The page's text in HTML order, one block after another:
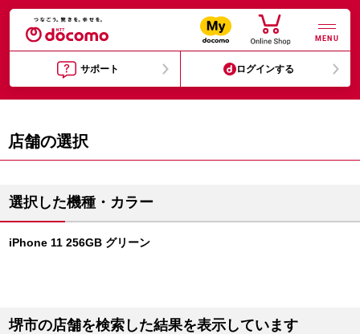
MENU
サポート ログインする
店舗の選択
選択した機種・カラー
iPhone 11 256GB グリーン
堺市の店舗を検索した結果を表示しています